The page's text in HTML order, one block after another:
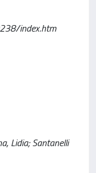
index.htm
Lidia; Santanelli